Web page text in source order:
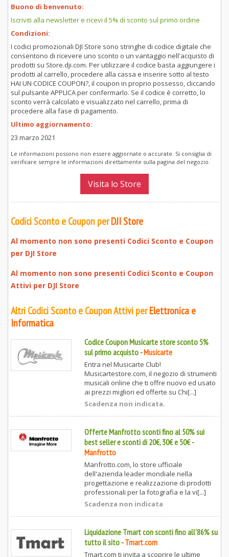
Buono di benvenuto:
Iscriviti alla newsletter e ricevi il 5% di sconto sul primo ordine
Condizioni:
I codici promozionali DJI Store sono stringhe di codice digitale che
consentono di ricevere uno sconto o un vantaggio nell'acquisto di
prodotti su Store.dji.com. Per utilizzare il codice basta aggiungere i
prodotti al carrello, procedere alla cassa e inserire sotto al testo
HAI UN CODICE COUPON?, il coupon in proprio possesso, cliccando
sul pulsante APPLICA per confermarlo. Se il codice è corretto, lo
sconto verrà calcolato e visualizzato nel carrello, prima di
procedere alla fase di pagamento.
Ultimo aggiornamento:
23 marzo 2021
Le informazioni possono non essere aggiornate o accurate. Si consiglia di
verificare sempre le informazioni direttamente sulla pagina del negozio.
Visita lo Store
Codici Sconto e Coupon perDJI Store
Al momento non sono presenti Codici Sconto e Coupon
per DJI Store
Al momento non sono presenti Codici Sconto e Coupon
Attivi per DJI Store
Altri Codici Sconto e Coupon Attivi perElettronica e
Informatica
Codice Coupon Musicarte store sconto 5%
sul primo acquisto-Musicarte
Entra nel Musicarte Club!
Musicartestore.com, il negozio di strumenti
musicali online che ti offre nuovo ed usato
ai prezzi migliori ed offerte su Chi[...]
Scadenza non indicata.
Offerte Manfrotto sconti fino al 50% sui
best seller e sconti di 20€, 30€ e 50€-
Manfrotto
Manfrotto.com, lo store ufficiale
dell'azienda leader mondiale nella
progettazione e realizzazione di prodotti
professionali per la fotografia e la vi[...]
Scadenza non indicata
Liquidazione Tmart con sconti fino all'86% su
tutto il sito-Tmart.com
Tmart.com ti invita a scoprire le ultime